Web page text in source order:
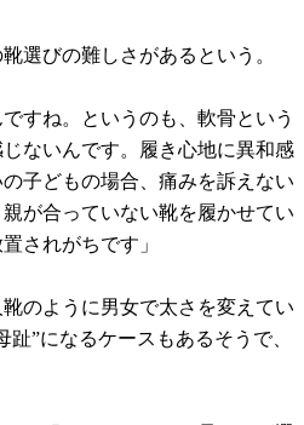
選びの難しさがあるという。
すね。というのも、軟骨という
ないんです。履き心地に異和感
子どもの場合、痛みを訴えない
が合っていない靴を履かせてい
されがちです」
のように男女で太さを変えてい
”になるケースもあるそうで、